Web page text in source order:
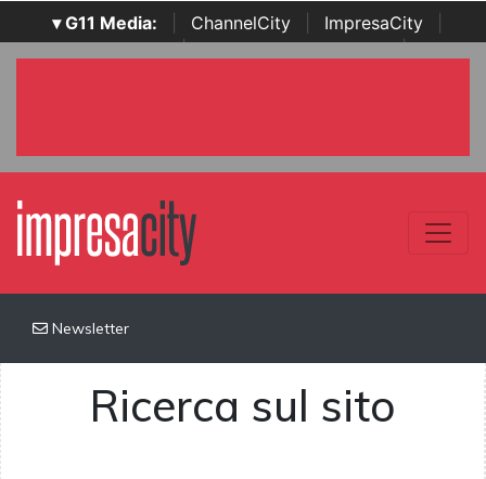
▾ G11 Media: ChannelCity ImpresaCity
SecurityOpenLab | Italian Channel Awards | Italian
Newsletter
Ricerca sul sito